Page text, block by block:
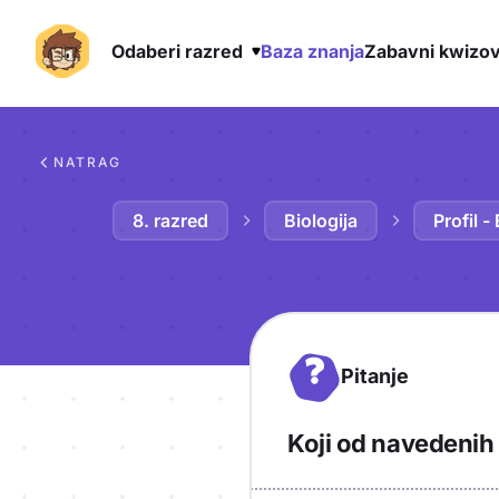
Odaberi razred Baza znanjaZabavni
NATRAG
8. razred Biologija Profil -
? Pitanje
Koji od